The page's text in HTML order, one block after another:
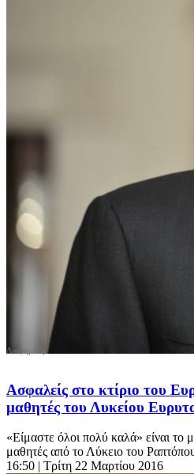
Ασφαλείς στο κτίριο του
μαθητές του Λυκείου
«Είμαστε όλοι πολύ καλά» είναι το
μαθητές από το Λύκειο του
16:50 | Τρίτη 22 Μαρτίου 2016